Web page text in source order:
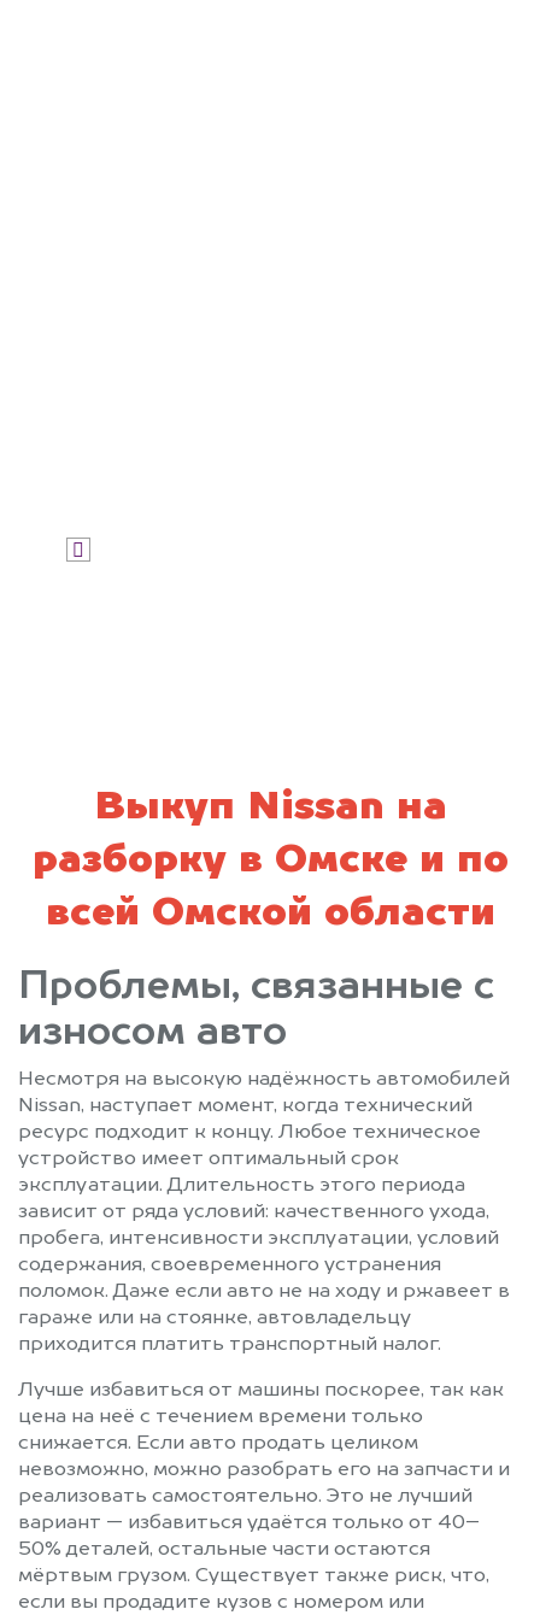
Выкуп Nissan на
разборку в Омске и по
всей Омской области
Проблемы, связанные с
износом авто
Несмотря на высокую надёжность автомобилей
Nissan, наступает момент, когда технический
ресурс подходит к концу. Любое техническое
устройство имеет оптимальный срок
эксплуатации. Длительность этого периода
зависит от ряда условий: качественного ухода,
пробега, интенсивности эксплуатации, условий
содержания, своевременного устранения
поломок. Даже если авто не на ходу и ржавеет в
гараже или на стоянке, автовладельцу
приходится платить транспортный налог.
Лучше избавиться от машины поскорее, так как
цена на неё с течением времени только
снижается. Если авто продать целиком
невозможно, можно разобрать его на запчасти и
реализовать самостоятельно. Это не лучший
вариант — избавиться удаётся только от 40–
50% деталей, остальные части остаются
мёртвым грузом. Существует также риск, что,
если вы продадите кузов с номером или